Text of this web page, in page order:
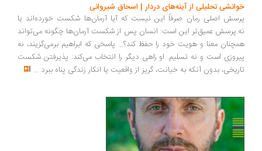
تحلیلی از آینه‌های دردار | اسحاق شیروانی
اصلی رمان صرفاً این نیست که آیا آرمان‌ها شکست خورده‌اند یا
عمیق‌تر این است: انسان پس از شکست آرمان‌ها چگونه می‌تواند
معنا و هویت خود را حفظ کند؟... پاسخی که ابراهیم برمی‌گزیند، نه
است و نه تسلیم. او راهی دیگر را انتخاب می‌کند: پذیرفتن شکست
بدون آنکه به خیانت، گریز از واقعیت یا انکار زندگی پناه ببرد...